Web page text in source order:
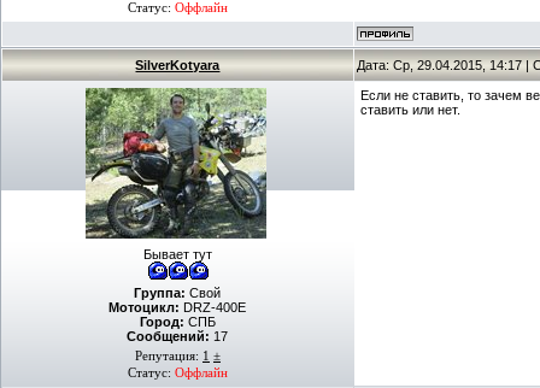
Статус: Оффлайн
SilverKotyara Дата: Ср, 29.04.2015, 14:17 |
Бывает тут
Группа: Свой
Мотоцикл: DRZ-400E
Город: СПБ
Сообщений: 17
Репутация: 1 ±
Статус: Оффлайн
Если не ставить, то зачем
ставить или нет.